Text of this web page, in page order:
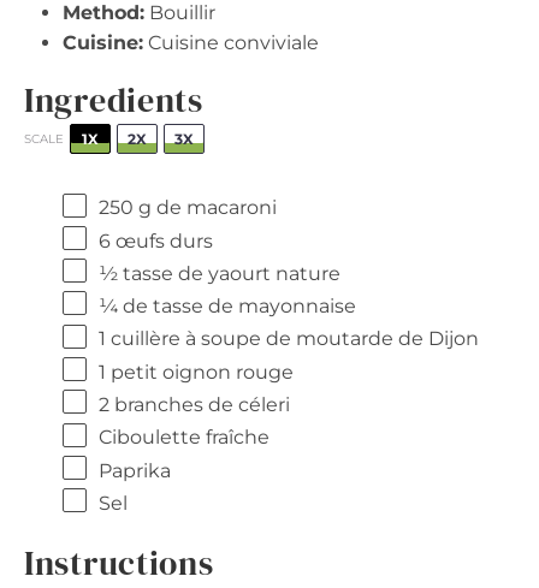
Method: Bouillir
Cuisine: Cuisine conviviale
Ingredients
SCALE 1X 2X 3X
250 g de macaroni
6 œufs durs
½ tasse de yaourt nature
¼ de tasse de mayonnaise
1 cuillère à soupe de moutarde de Dijon
1 petit oignon rouge
2 branches de céleri
Ciboulette fraîche
Paprika
Sel
Instructions